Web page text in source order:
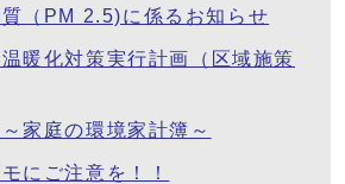
（PM 2.5)に係るお知らせ
暖化対策実行計画（区域施策
家庭の環境家計簿～
にご注意を！！